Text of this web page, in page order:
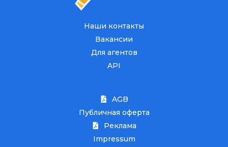
Наши контакты
Вакансии
Для агентов
API
AGB
Публичная оферта
Реклама
Impressum